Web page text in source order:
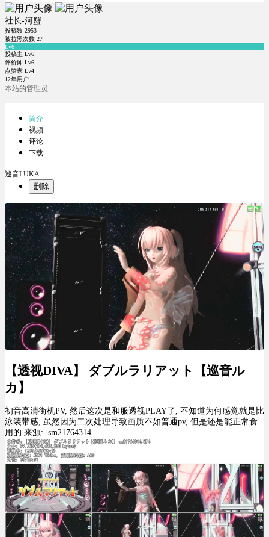
社长-河蟹
投稿数 2953
被拉黑次数 27
Lv6
投稿主 Lv6
评价师 Lv6
点赞家 Lv4
12年用户
本站的管理员
简介
视频
评论
下载
巡音LUKA
删除
【透视DIVA】 ダブルラリアット【巡音ル
カ】
初音高清街机PV, 然后这次是和服透视PLAY了, 不知道为何感觉就是比
泳装带感, 虽然因为二次处理导致画质不如普通pv, 但是还是能正常食
用的 来源: sm21764314